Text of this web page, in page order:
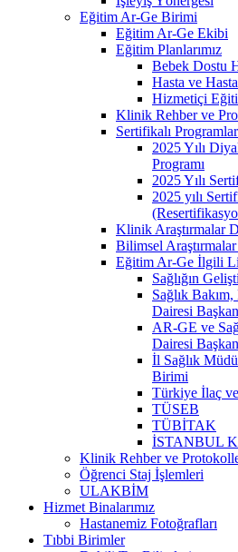
Eğitim Ar-Ge Birimi
Eğitim Ar-Ge Ekibi
Eğitim Planlarımız
Bebek Dostu
Hasta ve
Hizmetiçi
Klinik Rehber ve
Sertifikalı
2025 Yılı
Programı
2025 Yılı
2025 yılı
Klinik Araştırmalar
Bilimsel
Eğitim Ar-Ge İlgili
Sağlığın
Sağlık
Dairesi
AR-GE ve
Dairesi
İl Sağlık
Birimi
Türkiye İlaç
TÜSEB
TÜBİTAK
İSTANBUL
Klinik Rehber ve
Öğrenci Staj İşlemleri
ULAKBİM
Hizmet Binalarımız
Hastanemiz Fotoğrafları
Tıbbi Birimler